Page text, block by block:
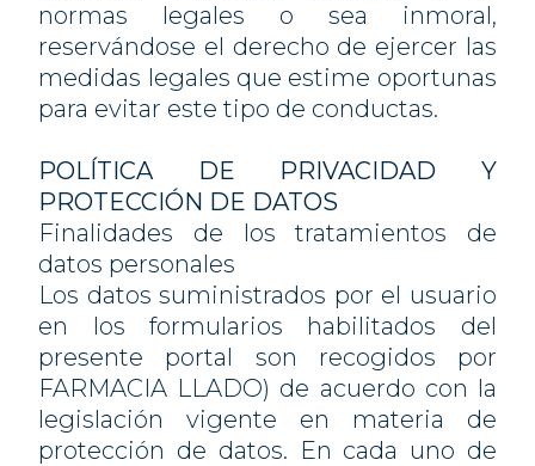
normas legales o sea inmoral,
reservándose el derecho de ejercer las
medidas legales que estime oportunas
para evitar este tipo de conductas.
POLÍTICA DE PRIVACIDAD Y
PROTECCIÓN DE DATOS
Finalidades de los tratamientos de
datos personales
Los datos suministrados por el usuario
en los formularios habilitados del
presente portal son recogidos por
FARMACIA LLADO) de acuerdo con la
legislación vigente en materia de
protección de datos. En cada uno de